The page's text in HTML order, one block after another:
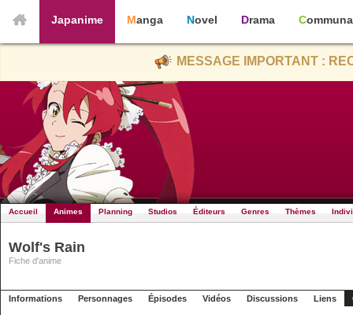
Japanime Manga Novel Drama
MESSAGE IMPORTANT :
Accueil Animes Planning Studios Éditeurs Genres Thèmes
Wolf's Rain
Fiche d'anime
Informations Personnages Épisodes Vidéos Discussions Liens